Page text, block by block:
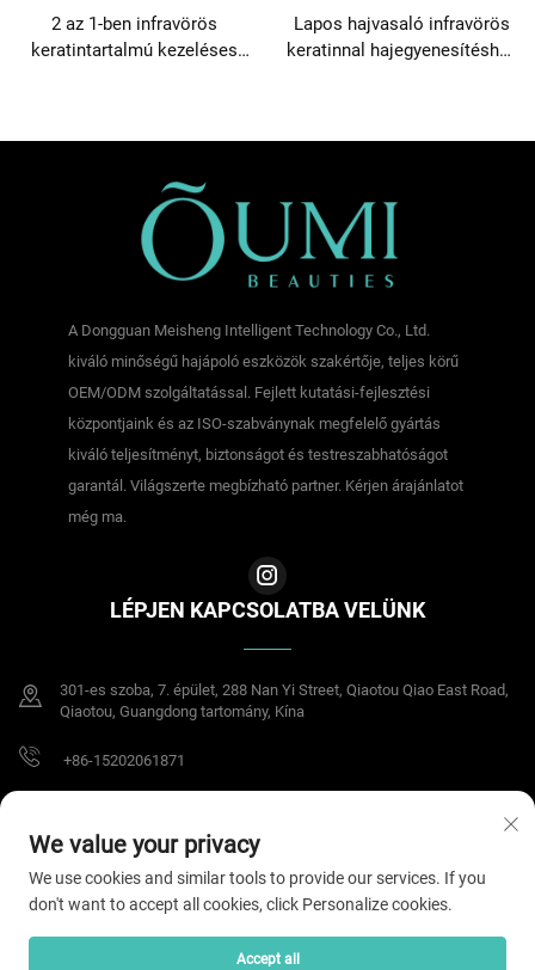
2 az 1-ben infravörös
keratintartalmú kezeléses
Lapos hajvasaló infravörös
keratinnal hajegyenesítéshez
A Dongguan Meisheng Intelligent Technology Co., Ltd.
kiváló minőségű hajápoló eszközök szakértője, teljes körű
OEM/ODM szolgáltatással. Fejlett kutatási-fejlesztési
központjaink és az ISO-szabványnak megfelelő gyártás
kiváló teljesítményt, biztonságot és testreszabhatóságot
garantál. Világszerte megbízható partner. Kérjen árajánlatot
még ma.
LÉPJEN KAPCSOLATBA VELÜNK
301-es szoba, 7. épület, 288 Nan Yi Street, Qiaotou Qiao East Road,
Qiaotou, Guangdong tartomány, Kína
+86-15202061871
Copyright © 2025 Dongguan Meisheng Intelligent Technology Co.,Ltd. Minden
jog fenntartva. Adatvédelmi irányelvek
We value your privacy
We use cookies and similar tools to provide our services. If you
don't want to accept all cookies, click Personalize cookies.
Accept all